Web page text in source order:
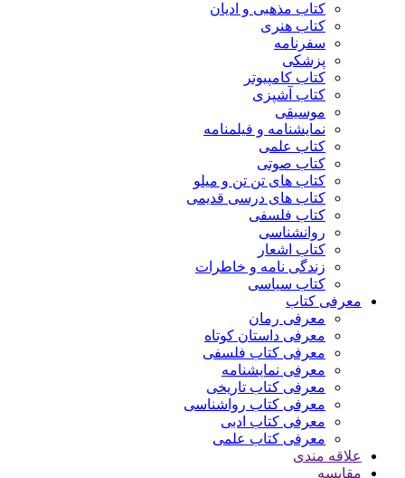
کتاب مذهبی و ادیان
کتاب هنری
سفرنامه
پزشکی
کتاب کامپیوتر
کتاب آشپزی
موسیقی
نمایشنامه و فیلمنامه
کتاب علمی
کتاب صوتی
کتاب های تن تن و میلو
کتاب های درسی قدیمی
کتاب فلسفی
روانشناسی
کتاب اشعار
زندگی نامه و خاطرات
کتاب سیاسی
معرفی کتاب
معرفی رمان
معرفی داستان کوتاه
معرفی کتاب فلسفی
معرفی نمایشنامه
معرفی کتاب تاریخی
معرفی کتاب رواشناسی
معرفی کتاب ادبی
معرفی کتاب علمی
علاقه مندی
مقایسه